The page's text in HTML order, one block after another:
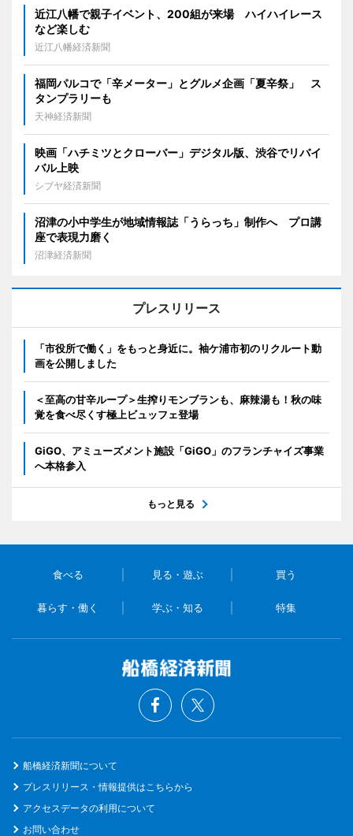
近江八幡で親子イベント、200組が来場 ハイハイレース
など楽しむ
近江八幡経済新聞
福岡パルコで「辛メーター」とグルメ企画「夏辛祭」 ス
タンプラリーも
天神経済新聞
映画「ハチミツとクローバー」デジタル版、渋谷でリバイ
バル上映
シブヤ経済新聞
沼津の小中学生が地域情報誌「うらっち」制作へ プロ講
座で表現力磨く
沼津経済新聞
プレスリリース
「市役所で働く」をもっと身近に。袖ケ浦市初のリクルート動
画を公開しました
＜至高の甘辛ループ＞生搾りモンブランも、麻辣湯も！秋の味
覚を食べ尽くす極上ビュッフェ登場
GiGO、アミューズメント施設「GiGO」のフランチャイズ事業
へ本格参入
もっと見る
食べる 見る・遊ぶ 買う
暮らす・働く 学ぶ・知る 特集
船橋経済新聞について
プレスリリース・情報提供はこちらから
アクセスデータの利用について
お問い合わせ